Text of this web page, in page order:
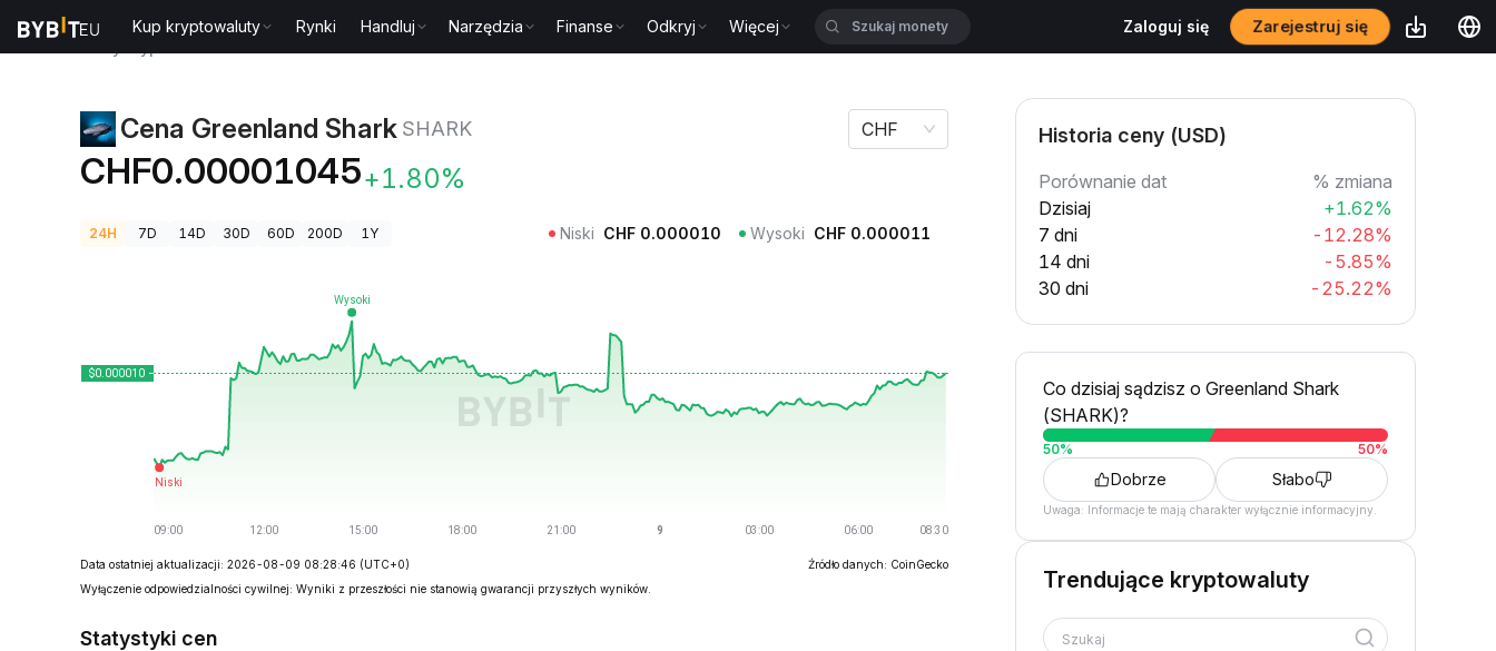
Kup kryptowaluty Rynki Handluj Narzędzia Finanse Odkryj Więcej Zaloguj się Zarejestruj się
Cena Greenland Shark SHARK
CHF0.00001045+1.80%
CHF
24H 7D 14D 30D 60D 200D 1Y Niski CHF 0.000010 Wysoki CHF 0.000011
Data ostatniej aktualizacji: 2026-08-09 08:28:46 (UTC+0)
Źródło danych: CoinGecko
Wyłączenie odpowiedzialności cywilnej: Wyniki z przeszłości nie stanowią gwarancji przyszłych wyników.
Statystyki cen
Historia ceny (USD)
Porównanie dat
% zmiana
Dzisiaj
+1.62%
7 dni
-12.28%
14 dni
-5.85%
30 dni
-25.22%
Co dzisiaj sądzisz o Greenland Shark
(SHARK)?
50% 50%
Dobrze Słabo
Uwaga: Informacje te mają charakter wyłącznie informacyjny.
Trendujące kryptowaluty
Szukaj